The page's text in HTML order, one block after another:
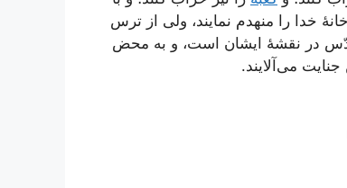
خدا را منهدم نمایند، ولى از ترس
در نقشۀ ایشان است، و به محض
مى‌آلایند.